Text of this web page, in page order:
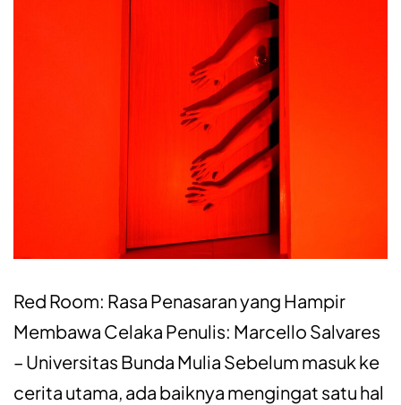
Red Room: Rasa Penasaran yang Hampir
Membawa Celaka Penulis: Marcello Salvares
– Universitas Bunda Mulia Sebelum masuk ke
cerita utama, ada baiknya mengingat satu hal